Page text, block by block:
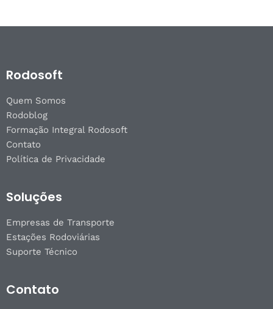
Rodosoft
Quem Somos
Rodoblog
Formação Integral Rodosoft
Contato
Política de Privacidade
Soluções
Empresas de Transporte
Estações Rodoviárias
Suporte Técnico
Contato